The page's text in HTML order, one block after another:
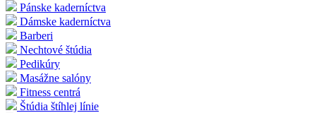
Pánske kaderníctva
Dámske kaderníctva
Barberi
Nechtové štúdia
Pedikúry
Masážne salóny
Fitness centrá
Štúdia štíhlej línie